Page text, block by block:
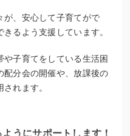
が、安心して子育てがで
るよう支援しています。
子育てをしている生活困
配分会の開催や、放課後の
れます。
うにサポートします！